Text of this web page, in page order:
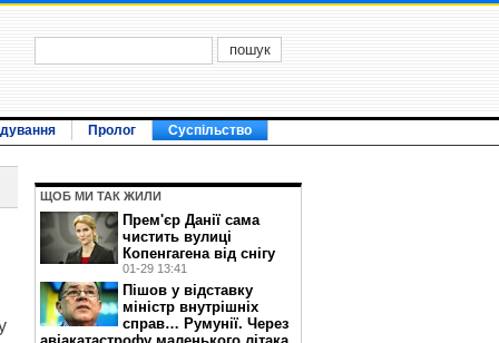
Пролог Суспільство
ЩОБ МИ ТАК ЖИЛИ
Прем'єр Данії сама
чистить вулиці
Копенгагена від снігу
01-29 13:41
Пішов у відставку
міністр внутрішніх
справ… Румунії. Через